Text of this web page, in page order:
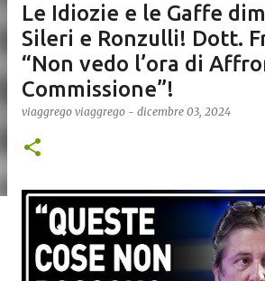
Le Idiozie e le Gaffe
Sileri e Ronzulli! Dott.
“Non vedo l’ora di
Commissione”!
viaggrego viaggrego - dicembre 03, 2024